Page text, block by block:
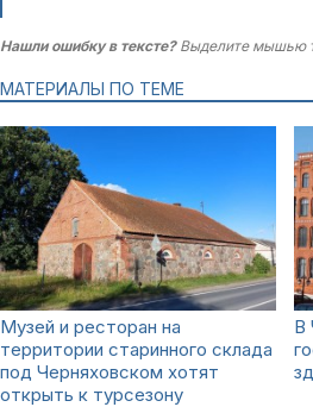
Нашли ошибку в тексте?Выделите мышью
МАТЕРИАЛЫ ПО ТЕМЕ
Музей и ресторан на
территории старинного склада
под Черняховском хотят
открыть к турсезону
В